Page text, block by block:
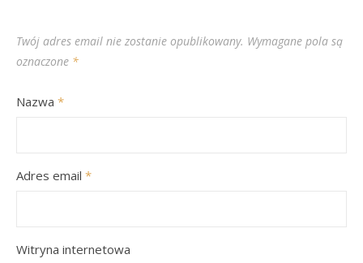
Twój adres email nie zostanie opublikowany. Wymagane pola są
oznaczone *
Nazwa *
Adres email *
Witryna internetowa